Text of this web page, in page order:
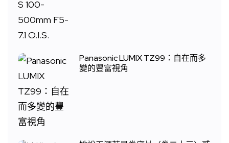
Panasonic LUMIX TZ99：自在而多
變的豐富視角